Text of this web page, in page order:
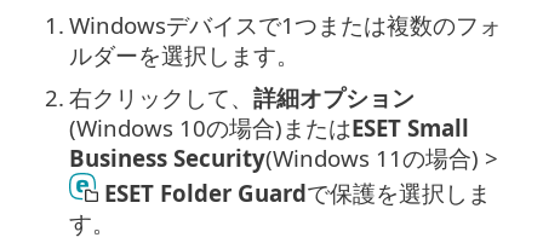
1. Windowsデバイスで1つまたは複数のフォ
ルダーを選択します。
2. 右クリックして、 詳細オプション
(Windows 10の場合)またはESET Small
Business Security(Windows 11の場合) >
ESET Folder Guardで保護を選択しま
す。